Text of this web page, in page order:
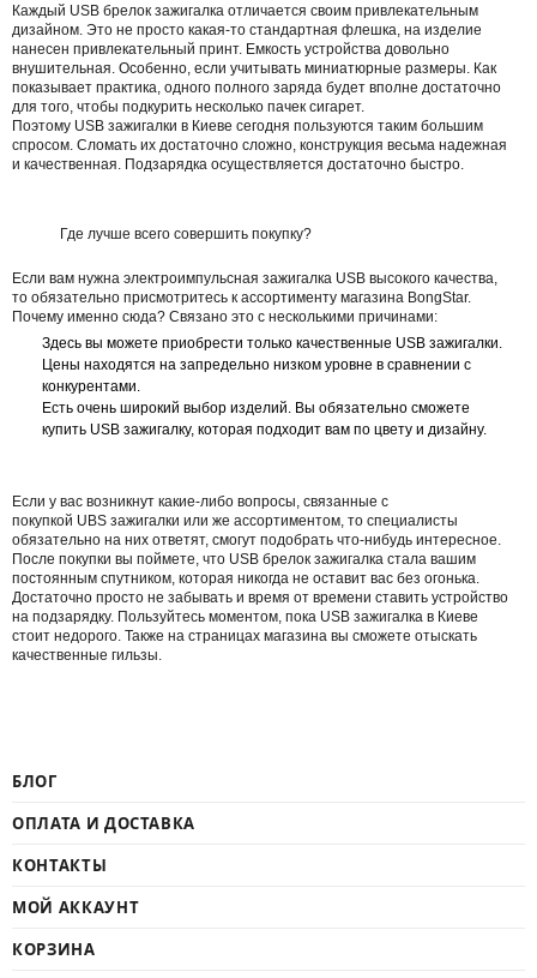
Каждый USB брелок зажигалка отличается своим привлекательным
дизайном. Это не просто какая-то стандартная флешка, на изделие
нанесен привлекательный принт. Емкость устройства довольно
внушительная. Особенно, если учитывать миниатюрные размеры. Как
показывает практика, одного полного заряда будет вполне достаточно
для того, чтобы подкурить несколько пачек сигарет.
Поэтому USB зажигалки в Киеве сегодня пользуются таким большим
спросом. Сломать их достаточно сложно, конструкция весьма надежная
и качественная. Подзарядка осуществляется достаточно быстро.
Где лучше всего совершить покупку?
Если вам нужна электроимпульсная зажигалка USB высокого качества,
то обязательно присмотритесь к ассортименту магазина BongStar.
Почему именно сюда? Связано это с несколькими причинами:
Здесь вы можете приобрести только качественные USB зажигалки.
Цены находятся на запредельно низком уровне в сравнении с
конкурентами.
Есть очень широкий выбор изделий. Вы обязательно сможете
купить USB зажигалку, которая подходит вам по цвету и дизайну.
Если у вас возникнут какие-либо вопросы, связанные с
покупкой UBS зажигалки или же ассортиментом, то специалисты
обязательно на них ответят, смогут подобрать что-нибудь интересное.
После покупки вы поймете, что USB брелок зажигалка стала вашим
постоянным спутником, которая никогда не оставит вас без огонька.
Достаточно просто не забывать и время от времени ставить устройство
на подзарядку. Пользуйтесь моментом, пока USB зажигалка в Киеве
стоит недорого. Также на страницах магазина вы сможете отыскать
качественные гильзы.
БЛОГ
ОПЛАТА И ДОСТАВКА
КОНТАКТЫ
МОЙ АККАУНТ
КОРЗИНА